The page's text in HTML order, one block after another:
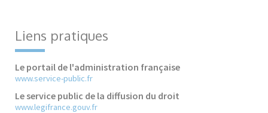
Liens pratiques
Le portail de l'administration française
www.service-public.fr
Le service public de la diffusion du droit
www.legifrance.gouv.fr